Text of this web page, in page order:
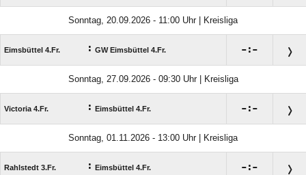
Sonntag, 20.09.2026 - 11:00 Uhr | Kreisliga
Eimsbüttel 4.Fr. : GW Eimsbüttel 4.Fr. :
Sonntag, 27.09.2026 - 09:30 Uhr | Kreisliga
Victoria 4.Fr. : Eimsbüttel 4.Fr. :
Sonntag, 01.11.2026 - 13:00 Uhr | Kreisliga
Rahlstedt 3.Fr. : Eimsbüttel 4.Fr. :